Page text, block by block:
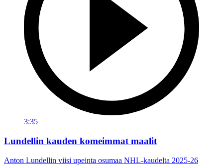
3:35
Lundellin kauden komeimmat maalit
Anton Lundellin viisi upeinta osumaa NHL-kaudelta 2025-26